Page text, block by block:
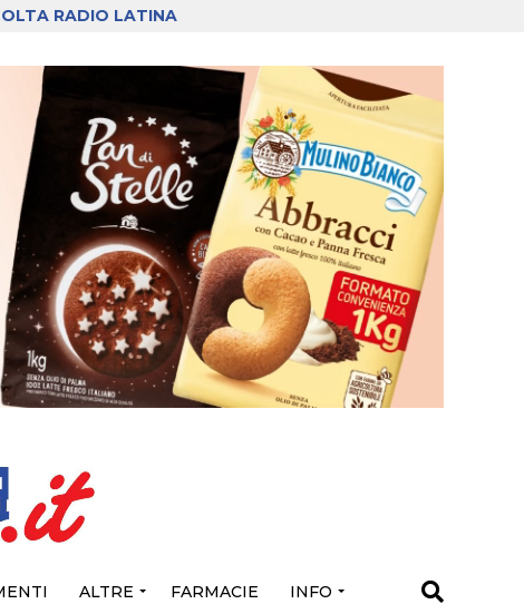
RADIO LATINA
ALTRE FARMACIE INFO